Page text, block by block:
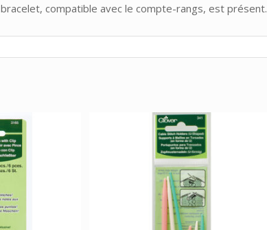
bracelet, compatible avec le compte-rangs, est présent.